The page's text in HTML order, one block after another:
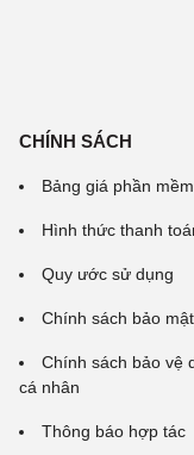
CHÍNH SÁCH
Bảng giá phần mềm
Hình thức thanh
Quy ước sử dụng
Chính sách bảo mật
Chính sách bảo vệ
cá nhân
Thông báo hợp tác